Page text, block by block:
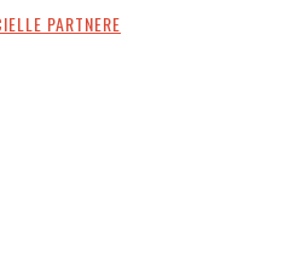
PARTNERE